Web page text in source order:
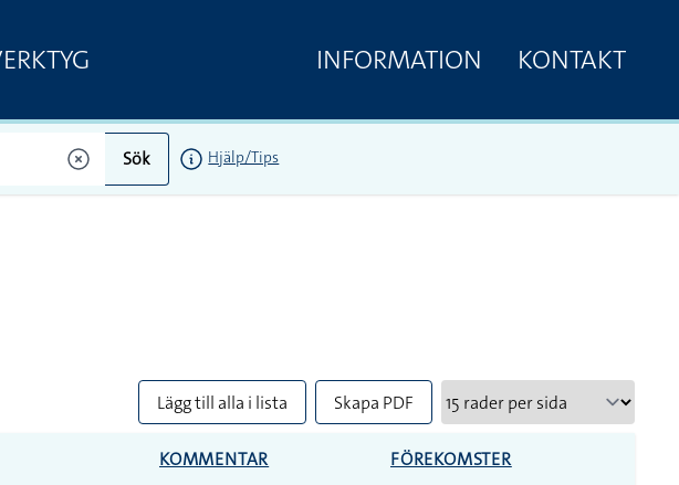
INFORMATION KONTAKT
Sök Hjälp/Tips
Lägg till alla i lista Skapa PDF
KOMMENTAR FÖREKOMSTER